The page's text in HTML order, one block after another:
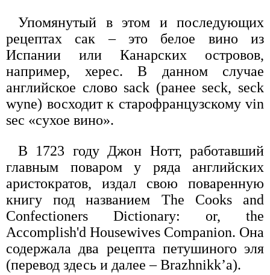
Упомянутый в этом и последующих
рецептах сак – это белое вино из
Испании или Канарских островов,
например, херес. В данном случае
английское слово sack (ранее seck, seck
wyne) восходит к старофранцузскому vin
sec «сухое вино».
В 1723 году Джон Нотт, работавший
главным поваром у ряда английских
аристократов, издал свою поваренную
книгу под названием The Cooks and
Confectioners Dictionary: or, the
Accomplish'd Housewives Companion. Она
содержала два рецепта петушиного эля
(перевод здесь и далее – Brazhnikk’а).